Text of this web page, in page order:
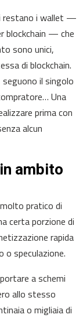
restano i wallet —
blockchain — che
sono unici,
di blockchain.
seguono il singolo
Una
prima con
alcun
ambito
pratico di
certa porzione di
rapida
o speculazione.
a schemi
allo stesso
o migliaia di